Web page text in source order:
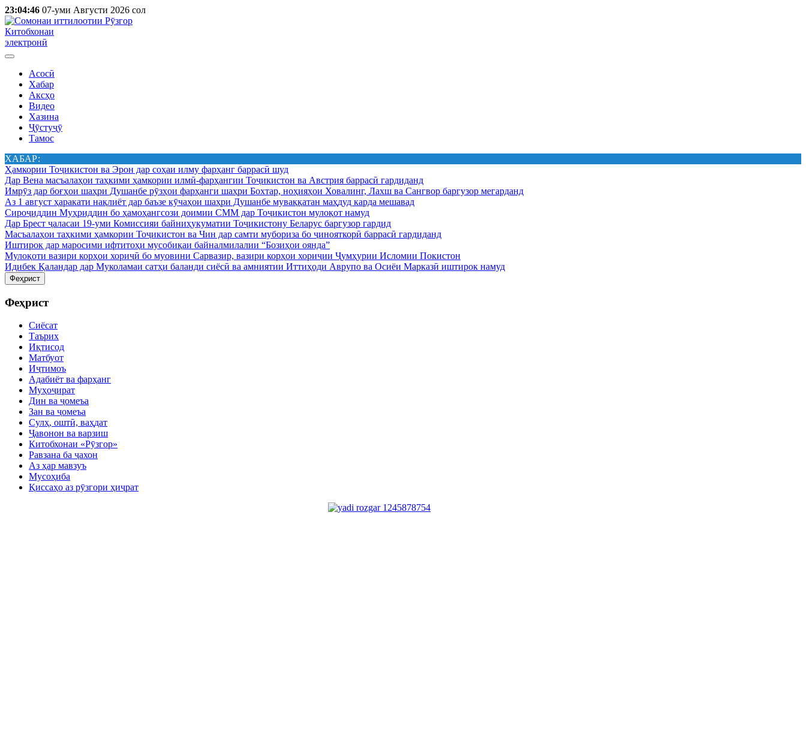
23:04:46 07-уми Августи 2026 сол
Китобхонаи
электронӣ
Асосӣ
Хабар
Аксҳо
Видео
Хазина
Ҷӯстуҷӯ
Тамос
ХАБАР:
Ҳамкории Тоҷикистон ва Эрон дар соҳаи илму фарҳанг баррасӣ шуд
Дар Вена масъалаҳои таҳкими ҳамкории илмӣ-фарҳангии Тоҷикистон ва Австрия баррасӣ гардиданд
Имрӯз дар боғҳои шаҳри Душанбе рӯзҳои фарҳанги шаҳри Бохтар, ноҳияҳои Ховалинг, Лахш ва Сангвор баргузор мегарданд
Аз 1 август ҳаракати нақлиёт дар баъзе кӯчаҳои шаҳри Душанбе муваққатан маҳдуд карда мешавад
Сироҷиддин Муҳриддин бо ҳамоҳангсози доимии СММ дар Тоҷикистон мулоқот намуд
Дар Брест ҷаласаи 19-уми Комиссияи байниҳукуматии Тоҷикистону Беларус баргузор гардид
Масъалаҳои таҳкими ҳамкории Тоҷикистон ва Чин дар самти мубориза бо ҷинояткорӣ баррасӣ гардиданд
Иштирок дар маросими ифтитоҳи мусобиқаи байналмилалии “Бозиҳои оянда”
Мулоқоти вазири корҳои хориҷӣ бо муовини Сарвазир, вазири корҳои хориҷии Ҷумҳурии Исломии Покистон
Идибек Қаландар дар Муколамаи сатҳи баланди сиёсӣ ва амниятии Иттиҳоди Аврупо ва Осиёи Марказӣ иштирок намуд
Феҳрист
Феҳрист
Сиёсат
Таърих
Иқтисод
Матбуот
Иҷтимоъ
Адабиёт ва фарҳанг
Муҳоҷират
Дин ва ҷомеъа
Зан ва ҷомеъа
Сулҳ, оштӣ, ваҳдат
Ҷавонон ва варзиш
Китобхонаи «Рӯзгор»
Равзана ба ҷахон
Аз ҳар мавзуъ
Мусоҳиба
Қиссаҳо аз рӯзгори ҳиҷрат